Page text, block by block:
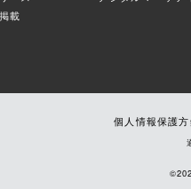
載
個人情報保護